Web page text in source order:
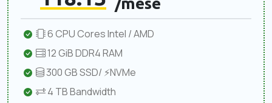
/mese
6 CPU Cores Intel / AMD
12 GiB DDR4 RAM
300 GB SSD/ ⚡NVMe
4 TB Bandwidth